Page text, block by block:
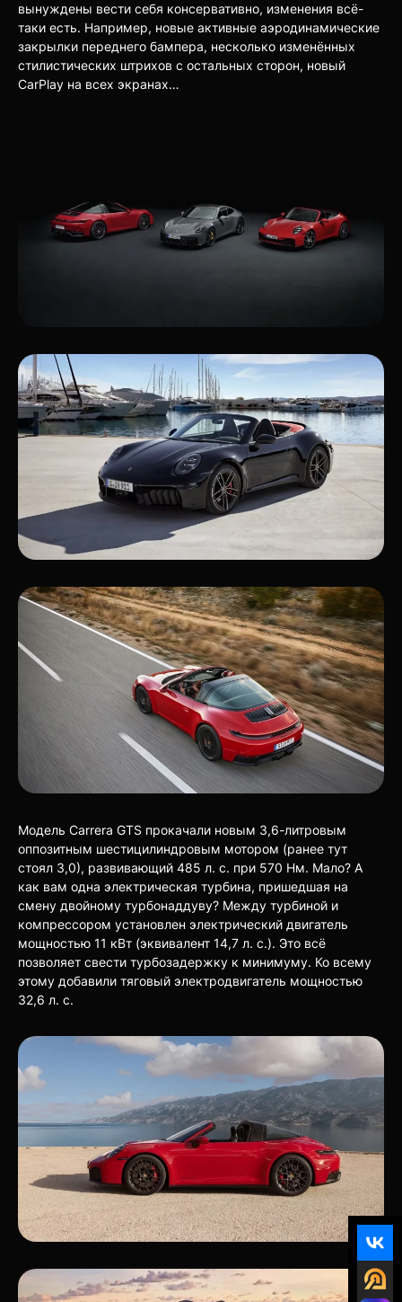
вынуждены вести себя консервативно, изменения всё-
таки есть. Например, новые активные аэродинамические
закрылки переднего бампера, несколько изменённых
стилистических штрихов с остальных сторон, новый
CarPlay на всех экранах…
Модель Carrera GTS прокачали новым 3,6-литровым
оппозитным шестицилиндровым мотором (ранее тут
стоял 3,0), развивающий 485 л. с. при 570 Нм. Мало? А
как вам одна электрическая турбина, пришедшая на
смену двойному турбонаддуву? Между турбиной и
компрессором установлен электрический двигатель
мощностью 11 кВт (эквивалент 14,7 л. с.). Это всё
позволяет свести турбозадержку к минимуму. Ко всему
этому добавили тяговый электродвигатель мощностью
32,6 л. с.